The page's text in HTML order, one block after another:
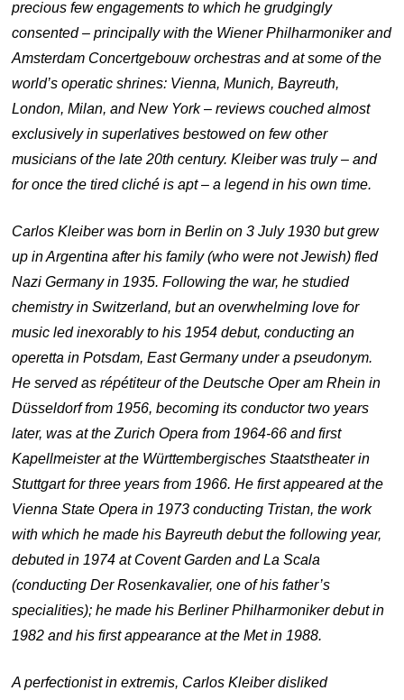
precious few engagements to which he grudgingly
consented – principally with the Wiener Philharmoniker and
Amsterdam Concertgebouw orchestras and at some of the
world’s operatic shrines: Vienna, Munich, Bayreuth,
London, Milan, and New York – reviews couched almost
exclusively in superlatives bestowed on few other
musicians of the late 20th century. Kleiber was truly – and
for once the tired cliché is apt – a legend in his own time.
Carlos Kleiber was born in Berlin on 3 July 1930 but grew
up in Argentina after his family (who were not Jewish) fled
Nazi Germany in 1935. Following the war, he studied
chemistry in Switzerland, but an overwhelming love for
music led inexorably to his 1954 debut, conducting an
operetta in Potsdam, East Germany under a pseudonym.
He served as répétiteur of the Deutsche Oper am Rhein in
Düsseldorf from 1956, becoming its conductor two years
later, was at the Zurich Opera from 1964-66 and first
Kapellmeister at the Württembergisches Staatstheater in
Stuttgart for three years from 1966. He first appeared at the
Vienna State Opera in 1973 conducting Tristan, the work
with which he made his Bayreuth debut the following year,
debuted in 1974 at Covent Garden and La Scala
(conductingDer Rosenkavalier, one of his father’s
specialities); he made his Berliner Philharmoniker debut in
1982 and his first appearance at the Met in 1988.
A perfectionistin extremis, Carlos Kleiber disliked